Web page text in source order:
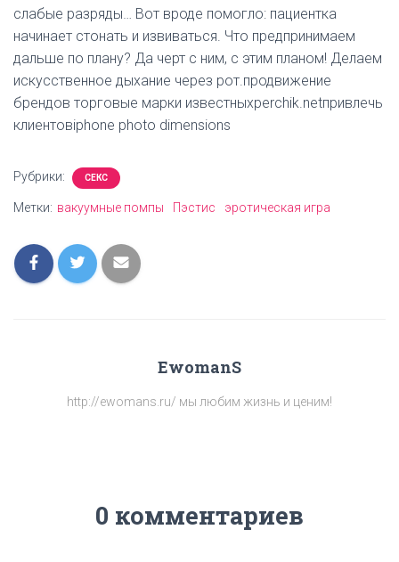
слабые разряды… Вот вроде помогло: пациентка
начинает стонать и извиваться. Что предпринимаем
дальше по плану? Да черт с ним, с этим планом! Делаем
искусственное дыхание через рот.продвижение
брендов торговые марки известныхperchik.netпривлечь
клиентовiphone photo dimensions
Рубрики: СЕКС
Метки: вакуумные помпы Пэстис эротическая игра
EwomanS
http://ewomans.ru/ мы любим жизнь и ценим!
0 комментариев